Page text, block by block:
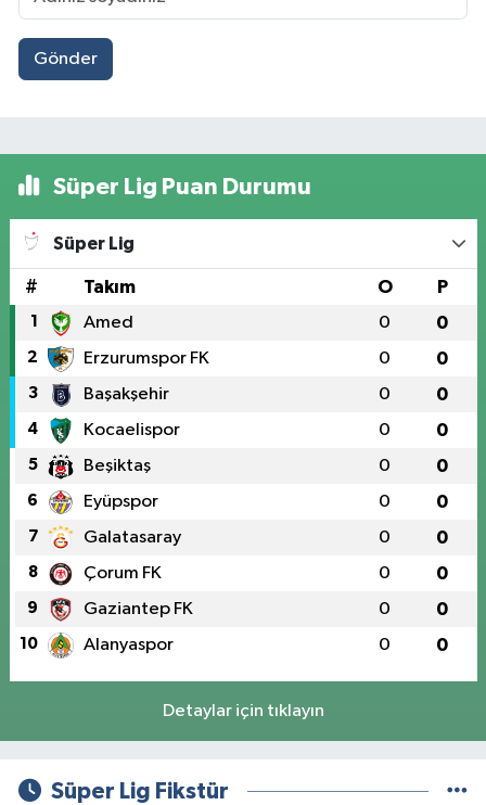
Gönder
Süper Lig Puan Durumu
Süper Lig
# Takım O P
1 Amed 0 0
2 Erzurumspor FK 0 0
3 Başakşehir 0 0
4 Kocaelispor 0 0
5 Beşiktaş 0 0
6 Eyüpspor 0 0
7 Galatasaray 0 0
8 Çorum FK 0 0
9 Gaziantep FK 0 0
10 Alanyaspor 0 0
Detaylar için tıklayın
Süper Lig Fikstür